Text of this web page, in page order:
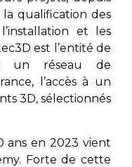
qualification des
et les
est l’entité de
un réseau de
l’accès à un
3D, sélectionnés
ans en 2023 vient
Forte de cette